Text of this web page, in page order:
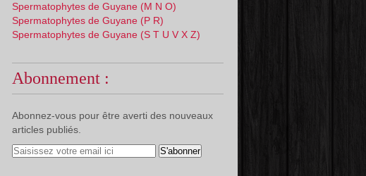
Spermatophytes de Guyane (M N O)
Spermatophytes de Guyane (P R)
Spermatophytes de Guyane (S T U V X Z)
Abonnement :
Abonnez-vous pour être averti des nouveaux
articles publiés.